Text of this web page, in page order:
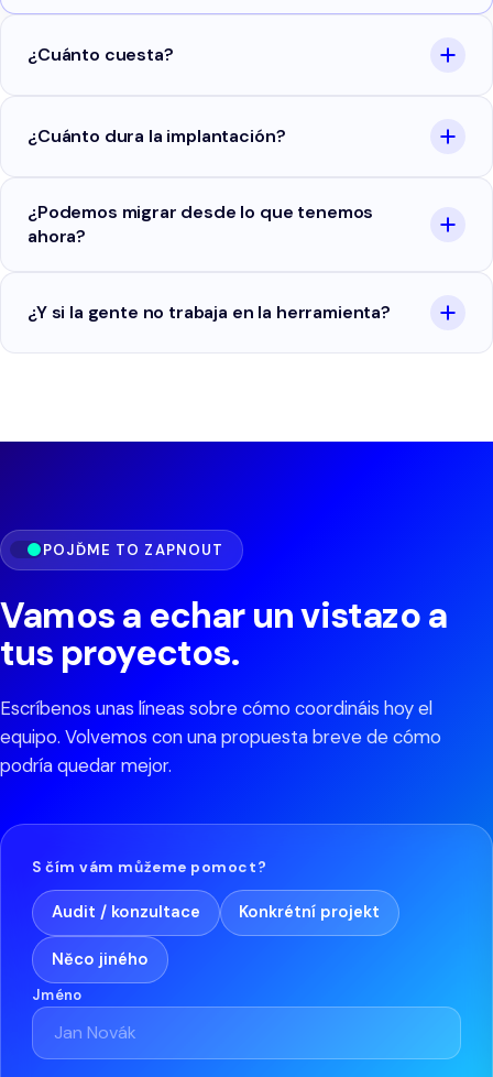
¿Cuánto cuesta?
¿Cuánto dura la implantación?
¿Podemos migrar desde lo que tenemos
ahora?
¿Y si la gente no trabaja en la herramienta?
POJĎME TO ZAPNOUT
Vamos a echar un vistazo a
tus proyectos.
Escríbenos unas líneas sobre cómo coordináis hoy el
equipo. Volvemos con una propuesta breve de cómo
podría quedar mejor.
S čím vám můžeme pomoct?
Audit / konzultace Konkrétní projekt
Něco jiného
Jméno